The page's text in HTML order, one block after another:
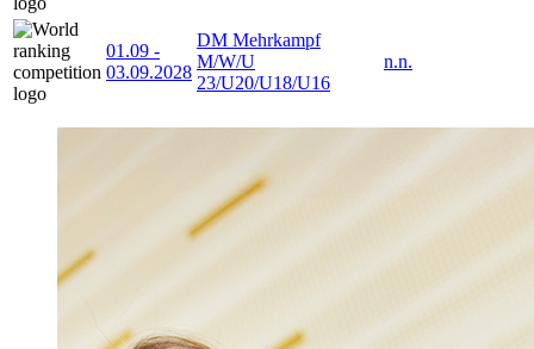
01.09 -
03.09.2028
DM Mehrkampf
M/W/U
23/U20/U18/U16
n.n.